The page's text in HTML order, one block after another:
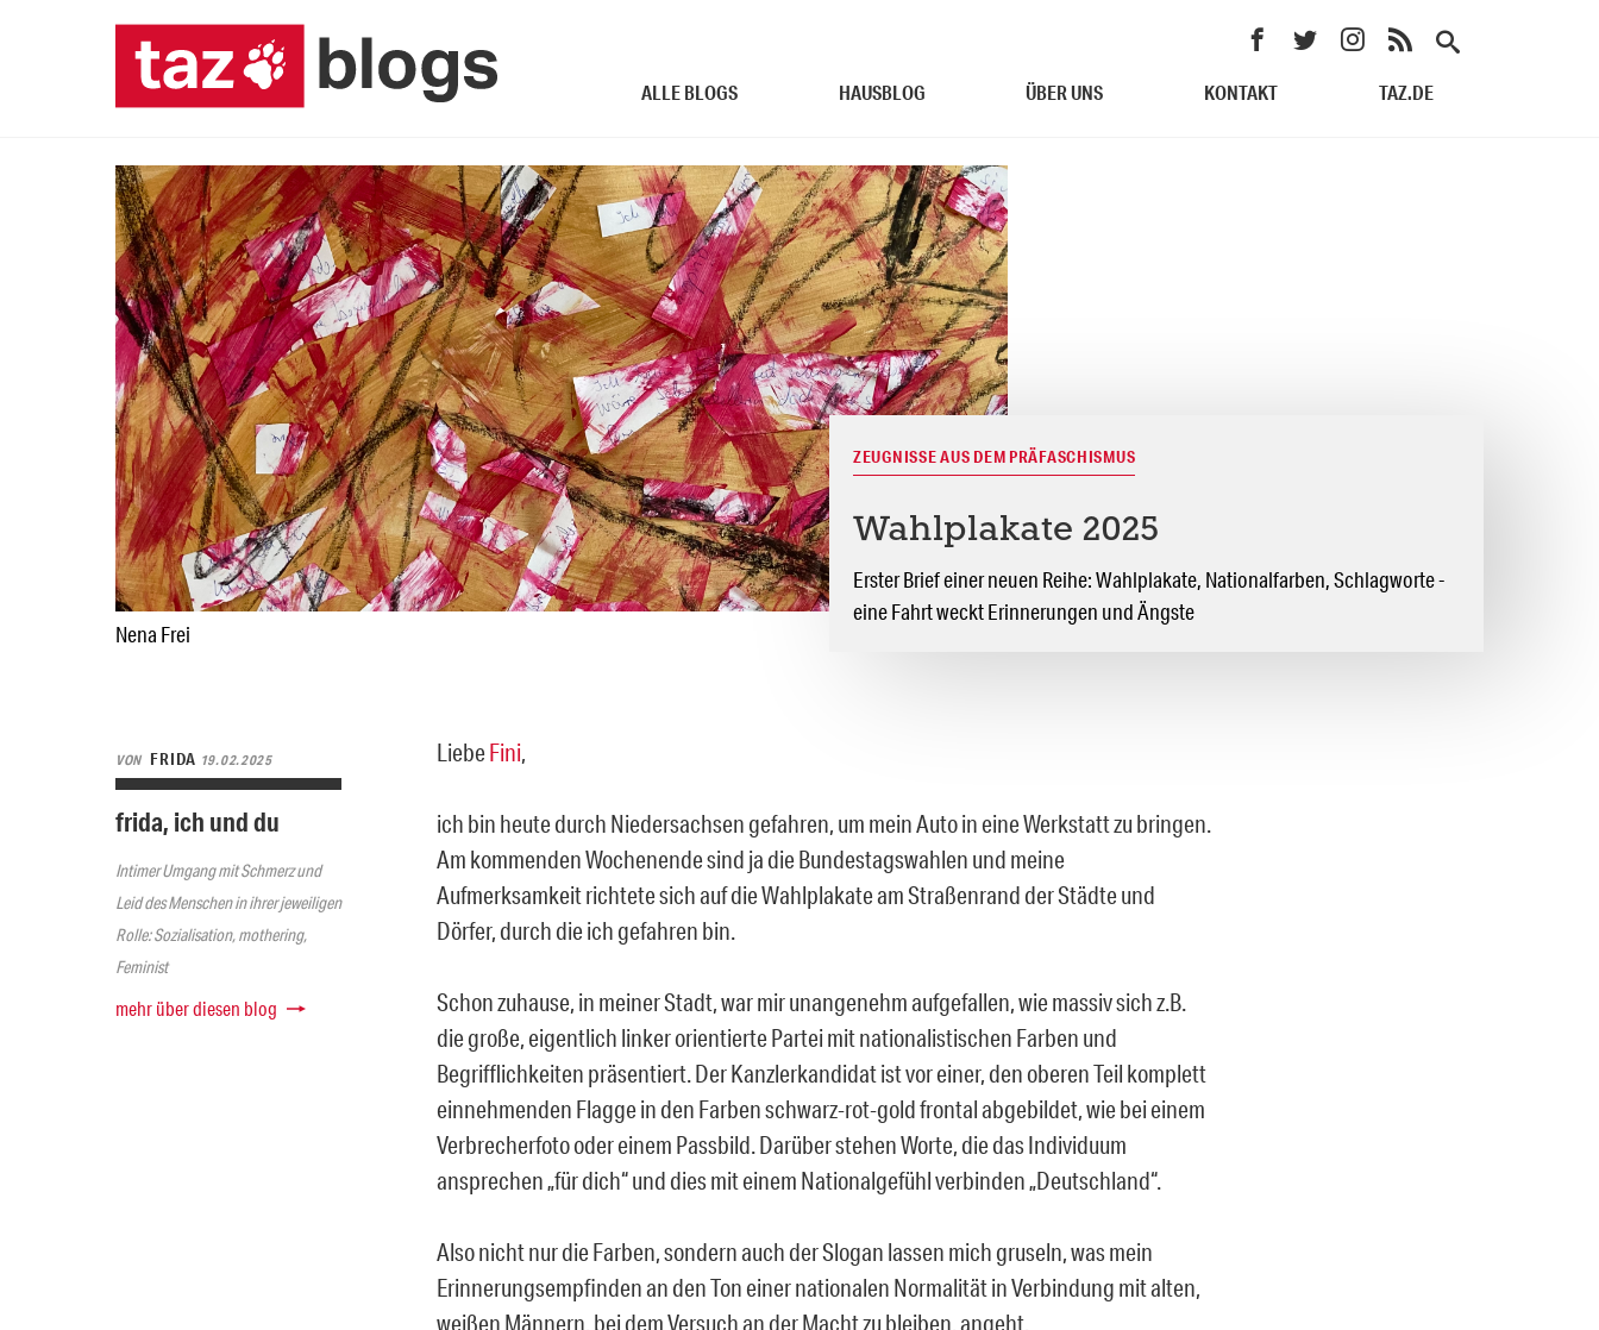
ALLE BLOGS HAUSBLOG ÜBER UNS KONTAKT TAZ.DE
Nena Frei
ZEUGNISSE AUS DEM PRÄFASCHISMUS
Wahlplakate 2025
Erster Brief einer neuen Reihe: Wahlplakate, Nationalfarben, Schlagworte -
eine Fahrt weckt Erinnerungen und Ängste
VON FRIDA 19.02.2025
frida, ich und du
Intimer Umgang mit Schmerz und
Leid des Menschen in ihrer jeweiligen
Rolle: Sozialisation, mothering,
Feminist
mehr über diesen blog
LiebeFini,
ich bin heute durch Niedersachsen gefahren, um mein Auto in eine Werkstatt zu bringen.
Am kommenden Wochenende sind ja die Bundestagswahlen und meine
Aufmerksamkeit richtete sich auf die Wahlplakate am Straßenrand der Städte und
Dörfer, durch die ich gefahren bin.
Schon zuhause, in meiner Stadt, war mir unangenehm aufgefallen, wie massiv sich z.B.
die große, eigentlich linker orientierte Partei mit nationalistischen Farben und
Begrifflichkeiten präsentiert. Der Kanzlerkandidat ist vor einer, den oberen Teil komplett
einnehmenden Flagge in den Farben schwarz-rot-gold frontal abgebildet, wie bei einem
Verbrecherfoto oder einem Passbild. Darüber stehen Worte, die das Individuum
ansprechen „für dich“ und dies mit einem Nationalgefühl verbinden „Deutschland“.
Also nicht nur die Farben, sondern auch der Slogan lassen mich gruseln, was mein
Erinnerungsempfinden an den Ton einer nationalen Normalität in Verbindung mit alten,
weißen Männern, bei dem Versuch an der Macht zu bleiben, angeht.